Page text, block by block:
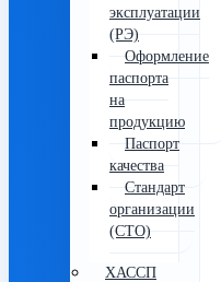
эксплуатации
(РЭ)
Оформление
паспорта
на
продукцию
Паспорт
качества
Стандарт
организации
(СТО)
ХАССП